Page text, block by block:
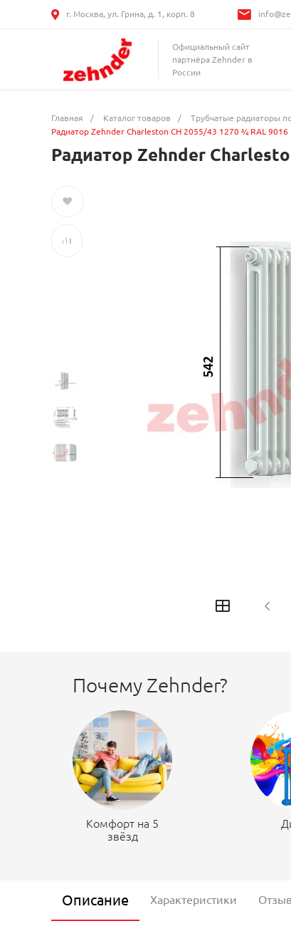
г. Москва, ул. Грина, д. 1, корп. 8
Официальный сайт
партнёра Zehnder в
России
Главная / Каталог товаров / Трубчатые радиаторы
Радиатор Zehnder Charleston CH 2055/43 1270 ¾ RAL 9016
Радиатор Zehnder
Почему Zehnder?
Комфорт на 5
звёзд
Описание Характеристики